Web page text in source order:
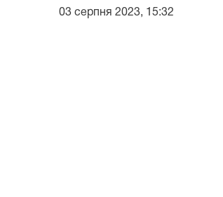
03 серпня 2023, 15:32